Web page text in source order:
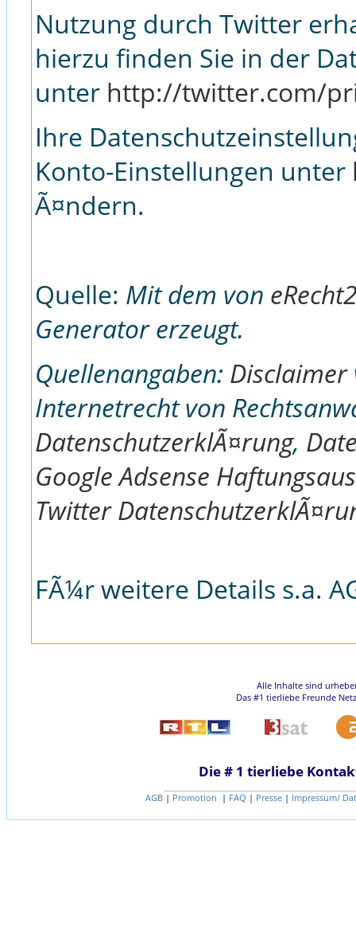
Nutzung durch Twitter
hierzu finden Sie in der
unter http://twitter.com/
Ihre
Konto-Einstellungen unter
Ã¤ndern.
Quelle: Mit dem von
Generator erzeugt.
Quellenangaben: Disclaimer
Internetrecht von
DatenschutzerklÃ¤rung,
Google Adsense
Twitter
FÃ¼r weitere Details s.a.
Alle Inhalte sind
Das #1 tierliebe Freunde
Die # 1 tierliebe
AGB | Promotion | FAQ | Presse | Impressum/